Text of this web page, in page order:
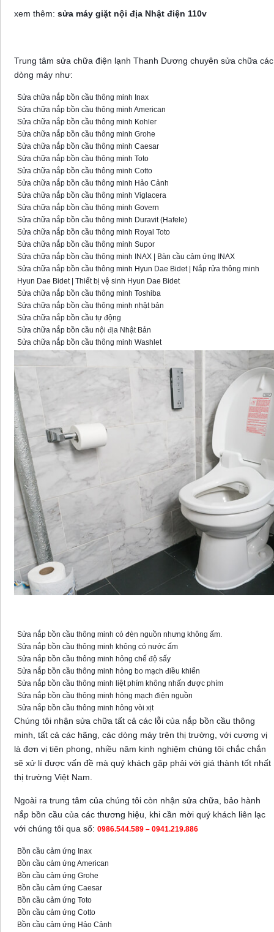
xem thêm: sửa máy giặt nội địa Nhật điện 110v
Trung tâm sửa chữa điện lạnh Thanh Dương chuyên sửa chữa các
dòng máy như:
Sửa chữa nắp bồn cầu thông minh Inax
Sửa chữa nắp bồn cầu thông minh American
Sửa chữa nắp bồn cầu thông minh Kohler
Sửa chữa nắp bồn cầu thông minh Grohe
Sửa chữa nắp bồn cầu thông minh Caesar
Sửa chữa nắp bồn cầu thông minh Toto
Sửa chữa nắp bồn cầu thông minh Cotto
Sửa chữa nắp bồn cầu thông minh Hảo Cảnh
Sửa chữa nắp bồn cầu thông minh Viglacera
Sửa chữa nắp bồn cầu thông minh Govern
Sửa chữa nắp bồn cầu thông minh Duravit (Hafele)
Sửa chữa nắp bồn cầu thông minh Royal Toto
Sửa chữa nắp bồn cầu thông minh Supor
Sửa chữa nắp bồn cầu thông minh INAX | Bàn cầu cảm ứng INAX
Sửa chữa nắp bồn cầu thông minh Hyun Dae Bidet | Nắp rửa thông minh
Hyun Dae Bidet | Thiết bị vệ sinh Hyun Dae Bidet
Sửa chữa nắp bồn cầu thông minh Toshiba
Sửa chữa nắp bồn cầu thông minh nhật bản
Sửa chữa nắp bồn cầu tự động
Sửa chữa nắp bồn cầu nội địa Nhật Bản
Sửa chữa nắp bồn cầu thông minh Washlet
Sửa nắp bồn cầu thông minh có đèn nguồn nhưng không ấm.
Sửa nắp bồn cầu thông minh không có nước ấm
Sửa nắp bồn cầu thông minh hỏng chế độ sấy
Sửa nắp bồn cầu thông minh hỏng bo mạch điều khiển
Sửa nắp bồn cầu thông minh liệt phím không nhấn được phím
Sửa nắp bồn cầu thông minh hỏng mạch điện nguồn
Sửa nắp bồn cầu thông minh hỏng vòi xịt
Chúng tôi nhận sửa chữa tất cả các lỗi của nắp bồn cầu thông
minh, tất cả các hãng, các dòng máy trên thị trường, với cương vị
là đơn vị tiên phong, nhiều năm kinh nghiệm chúng tôi chắc chắn
sẽ xử lí được vấn đề mà quý khách gặp phải với giá thành tốt nhất
thị trường Việt Nam.
Ngoài ra trung tâm của chúng tôi còn nhận sửa chữa, bảo hành
nắp bồn cầu của các thương hiệu, khi cần mời quý khách liên lạc
với chúng tôi qua số: 0986.544.589 – 0941.219.886
Bồn cầu cảm ứng Inax
Bồn cầu cảm ứng American
Bồn cầu cảm ứng Grohe
Bồn cầu cảm ứng Caesar
Bồn cầu cảm ứng Toto
Bồn cầu cảm ứng Cotto
Bồn cầu cảm ứng Hảo Cảnh